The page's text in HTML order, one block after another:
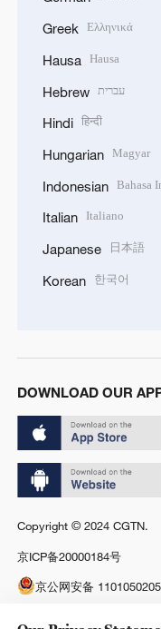
Greek Ελληνικά
Hausa Hausa
Hebrew עברית
Hindi हिन्दी
Hungarian Magyar
Indonesian Bahasa
Italian Italiano
Japanese 日本語
Korean 한국어
DOWNLOAD OUR
Copyright © 2024 CGTN.
京ICP备20000184号
京公网安备